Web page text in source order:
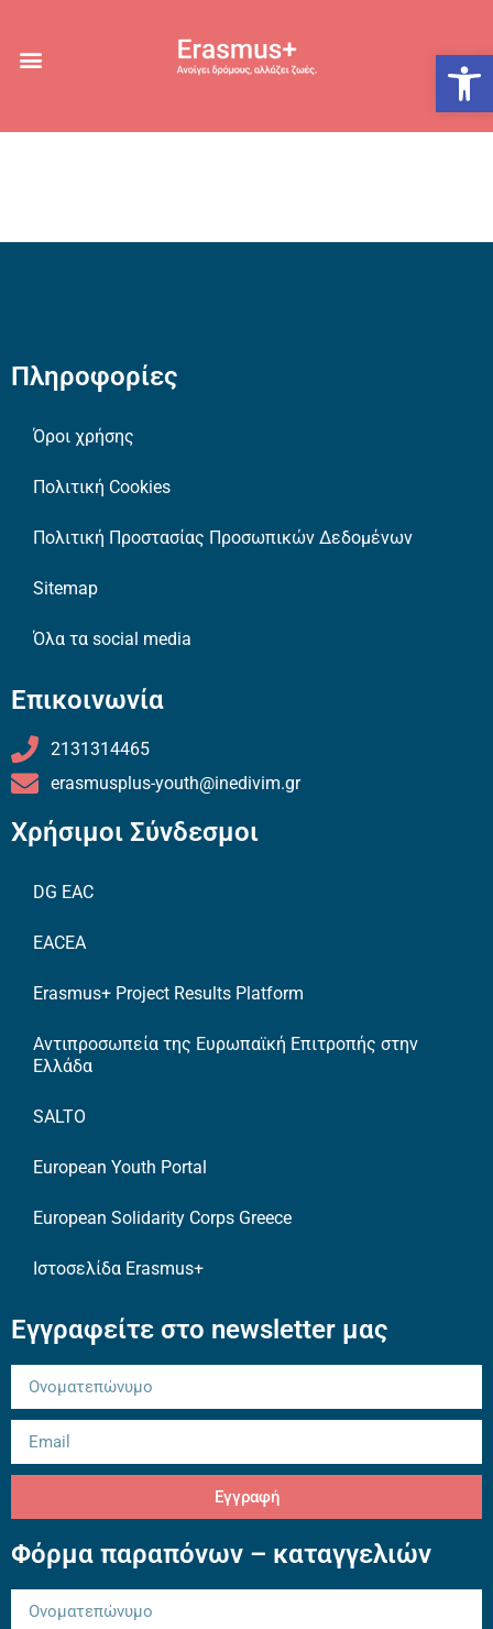
Πληροφορίες
Όροι χρήσης
Πολιτική Cookies
Πολιτική Προστασίας Προσωπικών Δεδομένων
Sitemap
Όλα τα social media
Επικοινωνία
2131314465
erasmusplus-youth@inedivim.gr
Χρήσιμοι Σύνδεσμοι
DG EAC
EACEA
Erasmus+ Project Results Platform
Αντιπροσωπεία της Ευρωπαϊκή Επιτροπής στην
Ελλάδα
SALTO
European Youth Portal
European Solidarity Corps Greece
Ιστοσελίδα Erasmus+
Εγγραφείτε στο newsletter μας
Εγγραφή
Φόρμα παραπόνων – καταγγελιών